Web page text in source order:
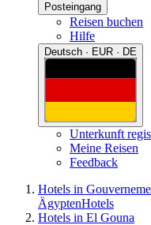
Posteingang
Reisen buchen
Hilfe
Deutsch · EUR · DE
Unterkunft
Meine Reisen
Feedback
Hotels in
ÄgyptenHotels
Hotels in El Gouna